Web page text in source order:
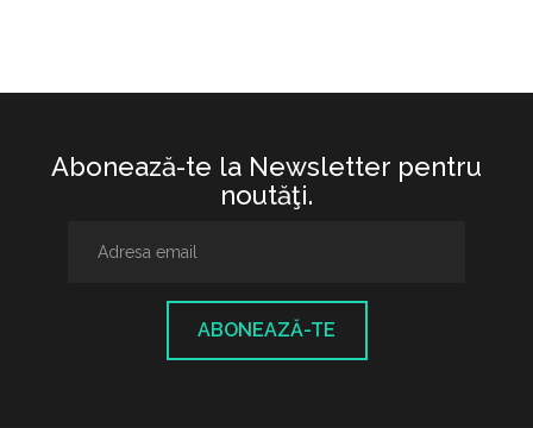
Abonează-te la Newsletter pentru
noutăţi.
ABONEAZĂ-TE